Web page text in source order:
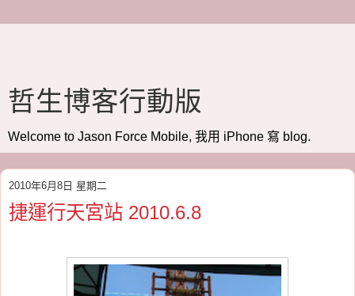
哲生博客行動版
Welcome to Jason Force Mobile, 我用 iPhone 寫 blog.
2010年6月8日 星期二
捷運行天宮站 2010.6.8